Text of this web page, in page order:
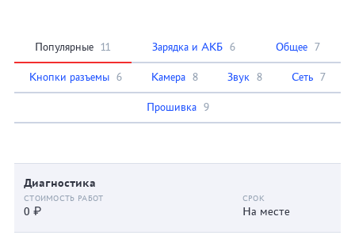
Популярные 11 Зарядка и АКБ 6 Общее 7
Кнопки разъемы 6 Камера 8 Звук 8 Сеть 7
Прошивка 9
Диагностика
0 ₽ На месте